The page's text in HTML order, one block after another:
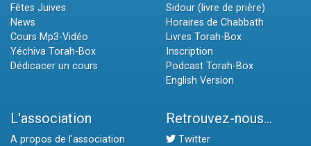
Fêtes Juives
News
Cours Mp3-Vidéo
Yéchiva Torah-Box
Dédicacer un cours
Sidour (livre de prière)
Horaires de Chabbath
Livres Torah-Box
Inscription
Podcast Torah-Box
English Version
L'association
A propos de l'association
Retrouvez-nous...
Twitter